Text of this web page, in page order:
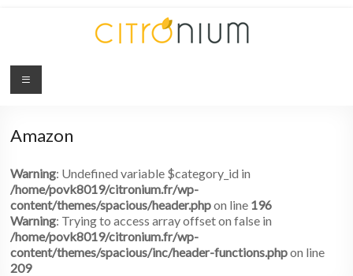
Citronium
Abonnez-
à
Amazon
Warning: Undefined variable $category_id in
/home/povk8019/citronium.fr/wp-
content/themes/spacious/header.phpon line 196
Warning: Trying to access array offset on false in
/home/povk8019/citronium.fr/wp-
content/themes/spacious/inc/header-functions.phpon line
209